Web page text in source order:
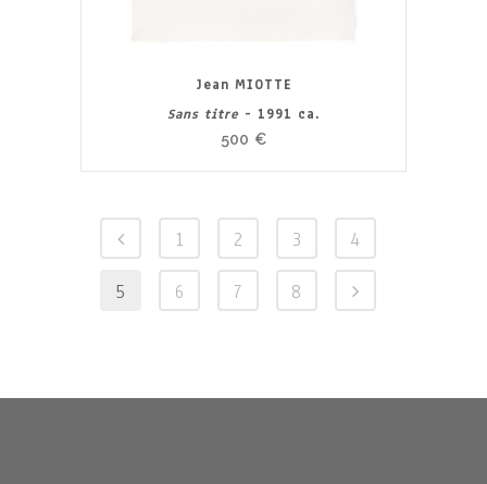
Jean MIOTTE
Sans titre - 1991 ca.
500 €
1 2 3 4
5 6 7 8